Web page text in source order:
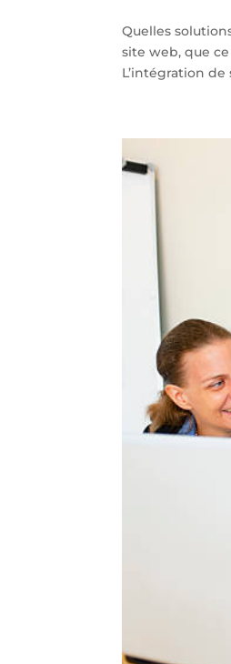
Quelles
site web, que
L’intégration